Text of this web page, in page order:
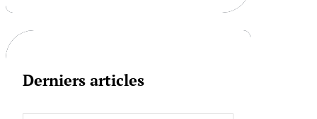
h
Derniers articles